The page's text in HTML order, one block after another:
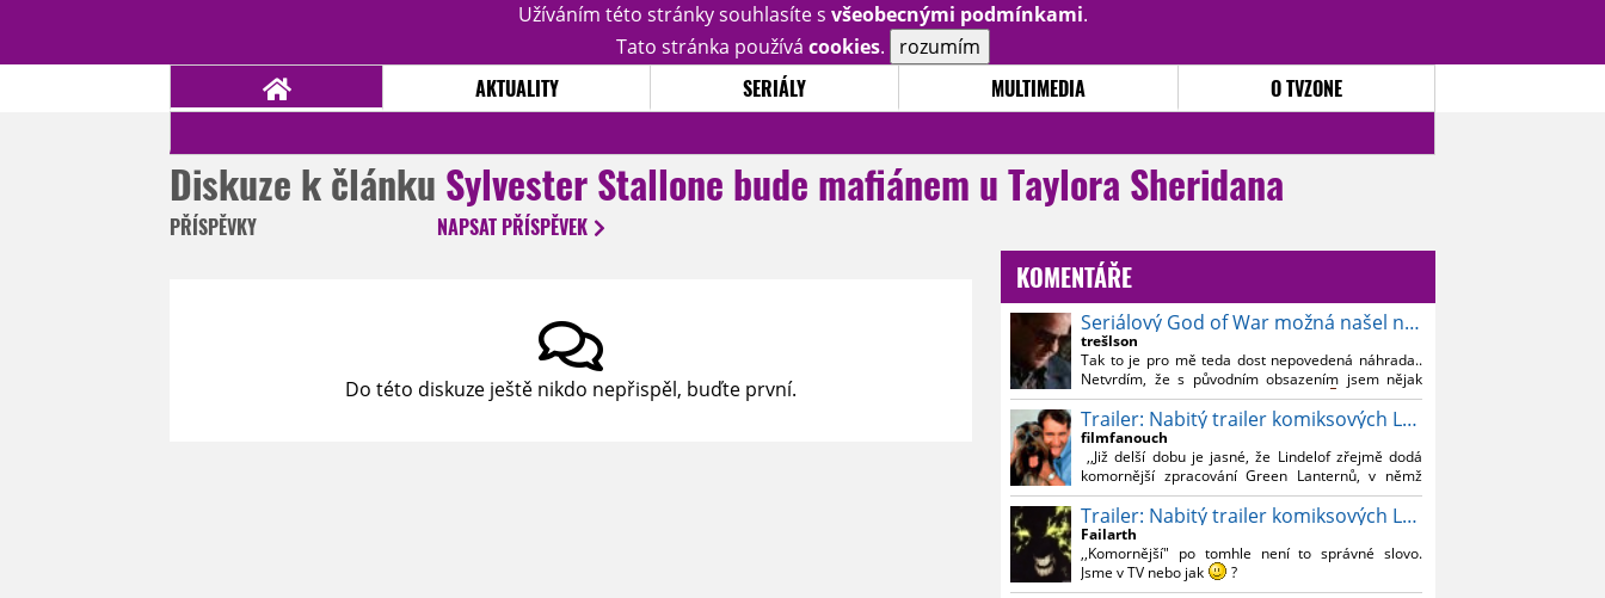
Užíváním této stránky souhlasíte s všeobecnými podmínkami.
Tato stránka používá cookies. rozumím
AKTUALITY SERIÁLY MULTIMEDIA O TVZONE
Diskuze k článku Sylvester Stallone bude mafiánem u Taylora Sheridana
PŘÍSPĚVKY NAPSAT PŘÍSPĚVEK
Do této diskuze ještě nikdo nepřispěl, buďte první.
KOMENTÁŘE
Seriálový God of War možná našel nového Kratose
trešlson
Tak to je pro mě teda dost nepovedená náhrada..
Netvrdím, že s původním obsazením jsem nějak
souznil, ale Bautistu fakt nemusim..
Trailer: Nabitý trailer komiksových Lanterns
filmfanouch
,,Již delší dobu je jasné, že Lindelof zřejmě dodá
komornější zpracování Green Lanternů, v němž
nebude moc prostoru na vesmírné blbnutí, o to více
se ovšem bude moci nová adaptace odprostit třeba
od filmového Green Lanterna s Ryanem
Reynoldsem.´´ Co je na tom nesrozumitelného?
Trailer: Nabitý trailer komiksových Lanterns
Failarth
,,Komornější" po tomhle není to správné slovo.
Jsme v TV nebo jak
?